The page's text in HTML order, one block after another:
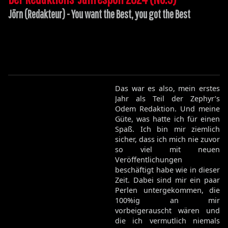
Jörn (Redakteur) - You want the Best, you got the Best
Das war es also, mein erstes
Jahr als Teil der Zephyr’s
Odem Redaktion. Und meine
Güte, was hatte ich für einen
Spaß. Ich bin mir ziemlich
sicher, dass ich mich nie zuvor
so viel mit neuen
Veröffentlichungen
beschäftigt habe wie in dieser
Zeit. Dabei sind mir ein paar
Perlen untergekommen, die
100%ig an mir
vorbeigerauscht wären und
die ich vermutlich niemals